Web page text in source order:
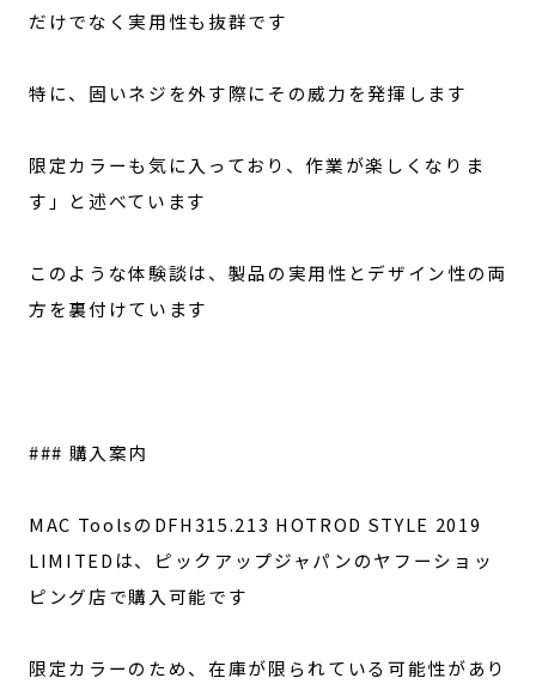
だけでなく実用性も抜群です
特に、固いネジを外す際にその威力を発揮します
限定カラーも気に入っており、作業が楽しくなりま
す」と述べています
このような体験談は、製品の実用性とデザイン性の両
方を裏付けています
### 購入案内
MAC ToolsのDFH315.213 HOTROD STYLE 2019
LIMITEDは、ピックアップジャパンのヤフーショッ
ピング店で購入可能です
限定カラーのため、在庫が限られている可能性があり